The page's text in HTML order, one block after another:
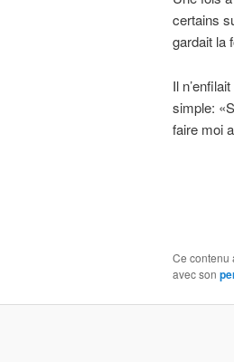
certains
gardait la
Il
simple:
faire moi
Ce contenu
avec son